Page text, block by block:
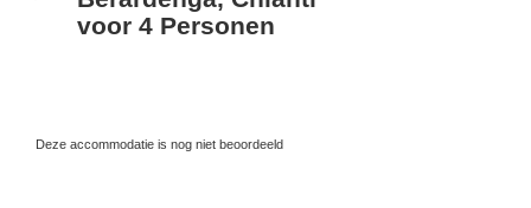
voor 4 Personen
Deze accommodatie is nog niet beoordeeld